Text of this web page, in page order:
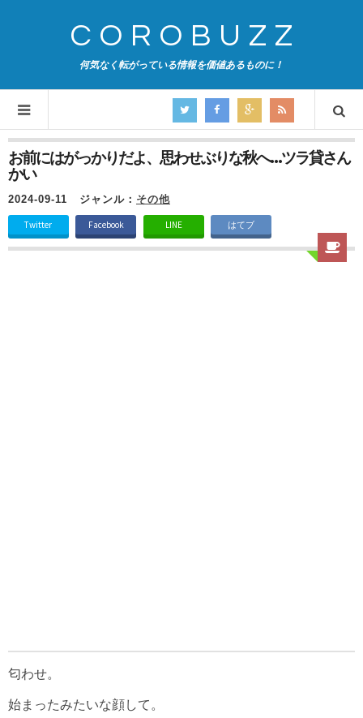
COROBUZZ
何気なく転がっている情報を価値あるものに！
お前にはがっかりだよ、思わせぶりな秋へ…ツラ貸さん
かい
2024-09-11 ジャンル： その他
Twitter Facebook LINE はてブ
匂わせ。
始まったみたいな顔して。